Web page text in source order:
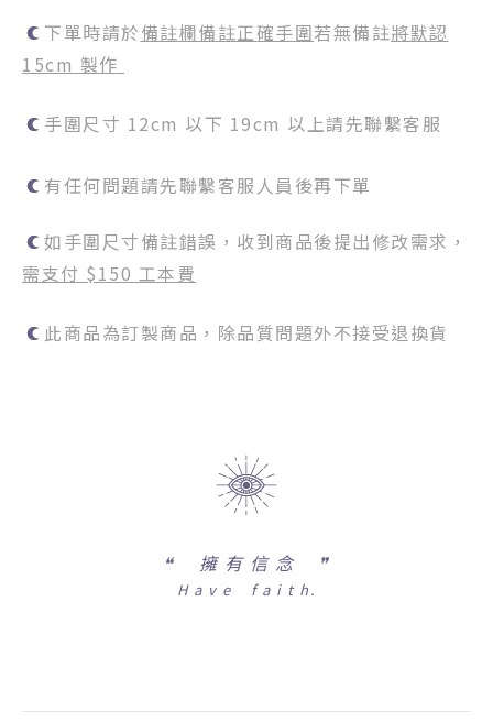
下單時請於備註欄備註正確手圍若無備註將默認
15cm 製作
手圍尺寸 12cm 以下 19cm 以上請先聯繫客服
有任何問題請先聯繫客服人員後再下單
如手圍尺寸備註錯誤，收到商品後提出修改需求，
需支付 $150 工本費
此商品為訂製商品，除品質問題外不接受退換貨
❝ 擁 有 信 念 ❞
H a v e f a i t h.